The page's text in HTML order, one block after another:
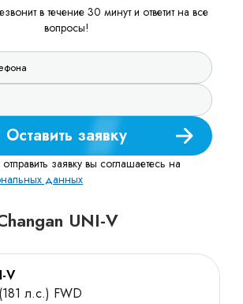
в течение 30 минут и ответит на все
вопросы!
Оставить заявку
заявку вы соглашаетесь на
данных
UNI-V
V
л.с.) FWD